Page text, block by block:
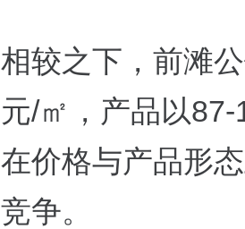
相较之下，前滩
元/㎡，产品以
在价格与产品形
竞争。